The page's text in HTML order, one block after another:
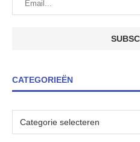
CATEGORIEËN